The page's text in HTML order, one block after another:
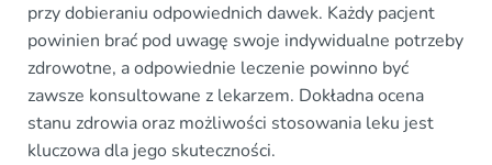
przy dobieraniu odpowiednich dawek. Każdy pacjent
powinien brać pod uwagę swoje indywidualne potrzeby
zdrowotne, a odpowiednie leczenie powinno być
zawsze konsultowane z lekarzem. Dokładna ocena
stanu zdrowia oraz możliwości stosowania leku jest
kluczowa dla jego skuteczności.